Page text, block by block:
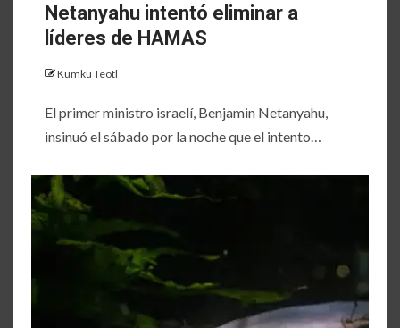
Netanyahu intentó eliminar a
líderes de HAMAS
Kumkü Teotl
El primer ministro israelí, Benjamin Netanyahu,
insinuó el sábado por la noche que el intento…